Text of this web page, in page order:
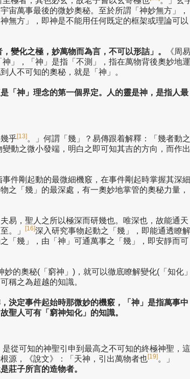
宙萬事最後的微妙奧秘。至於所謂「神妙無方」，
無方」，即神是不能用任何既定的框架或理論可以
變化之極，妙萬物而為言，不可以形詰」。
《周易
」，「神」是指「不測」，指在萬物背後奧妙地運
人不可知的奧秘，就是「神」。
「神」理念的第一個界定。人的靈是神，是指人最
乎[13]。」何謂「幾」？易傳跟着解釋：「幾者動之
變動之微小發端，明白之即可知其吉的方向，而作出
事件剛起動的最微細機竅，在事件剛起時掌握其深細
之「幾」的最深處，有一奧妙地掌管的奧秘力量，
夫易，聖人之所以極深而研幾也。唯深也，故能通天
。」
[16]深入研究事物起動之「幾」，即能通透瞭解
「幾」，由「神」可通萬事之「幾」，即安靜而可
妙的奧秘(「窮神」)，就可以徹底瞭解變化(「知化
稱之為超越的知識。
決定事件起始時那微妙的機竅，「神」是指萬事中
聖人可有「窮神知化」的知識。
是從可知的神聖引申到最高之不可知的終極神聖，這
源，《說文》：「天神，引出萬物者也[19]。」
莊子所言的造物者。